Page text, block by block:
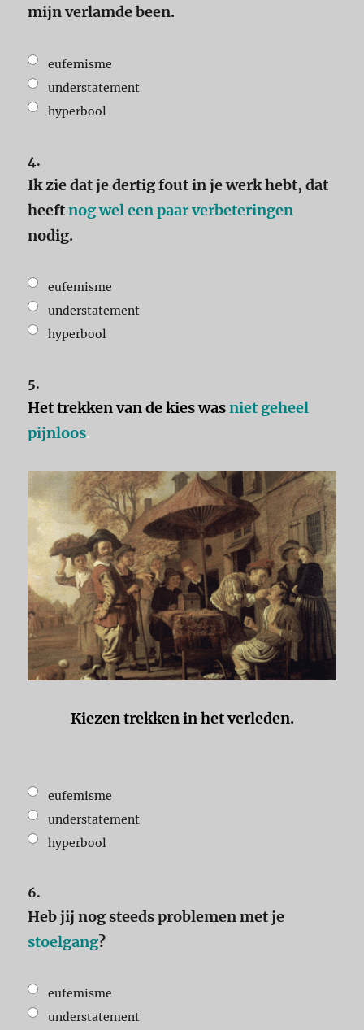
mijn verlamde been.
eufemisme
understatement
hyperbool
4.
Ik zie dat je dertig fout in je werk hebt, dat
heeftnog wel een paar verbeteringen
nodig.
eufemisme
understatement
hyperbool
5.
Het trekken van de kies wasniet geheel
pijnloos.
Kiezen trekken in het verleden.
eufemisme
understatement
hyperbool
6.
Heb jij nog steeds problemen met je
stoelgang?
eufemisme
understatement